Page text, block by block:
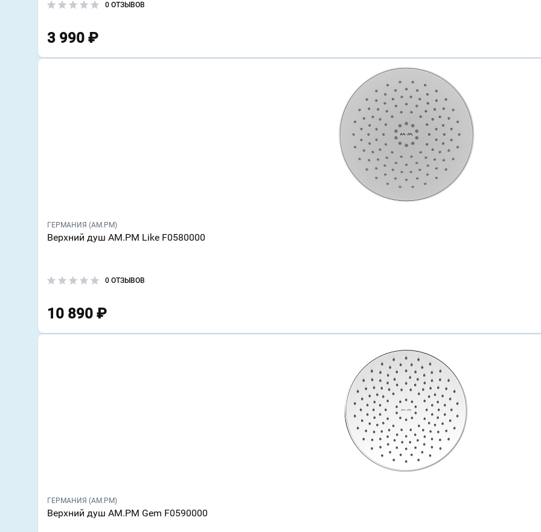
0 ОТЗЫВОВ
3 990 ₽
ГЕРМАНИЯ (AM.PM)
Верхний душ AM.PM Like F0580000
0 ОТЗЫВОВ
10 890 ₽
ГЕРМАНИЯ (AM.PM)
Верхний душ AM.PM Gem F0590000